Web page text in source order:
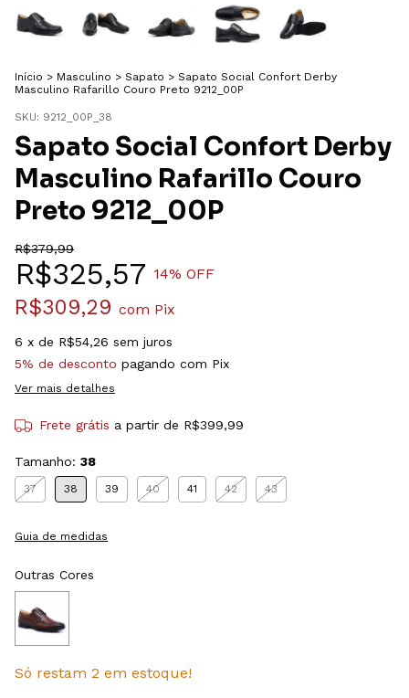
Início > Masculino > Sapato > Sapato Social Confort Derby
Masculino Rafarillo Couro Preto 9212_00P
SKU: 9212_00P_38
Sapato Social Confort Derby
Masculino Rafarillo Couro
Preto 9212_00P
R$379,99
R$325,57 14% OFF
R$309,29 com Pix
6 x de R$54,26 sem juros
5% de desconto pagando com Pix
Ver mais detalhes
Frete grátis a partir de R$399,99
Tamanho: 38
37 38 39 40 41 42 43
Guia de medidas
Outras Cores
Só restam 2 em estoque!